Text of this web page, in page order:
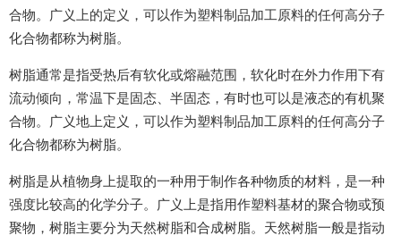
合物。广义上的定义，可以作为塑料制品加工原料的任何高分子
化合物都称为树脂。
树脂通常是指受热后有软化或熔融范围，软化时在外力作用下有
流动倾向，常温下是固态、半固态，有时也可以是液态的有机聚
合物。广义地上定义，可以作为塑料制品加工原料的任何高分子
化合物都称为树脂。
树脂是从植物身上提取的一种用于制作各种物质的材料，是一种
强度比较高的化学分子。广义上是指用作塑料基材的聚合物或预
聚物，树脂主要分为天然树脂和合成树脂。天然树脂一般是指动